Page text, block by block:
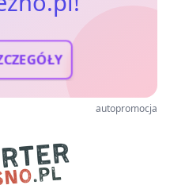
autopromocja